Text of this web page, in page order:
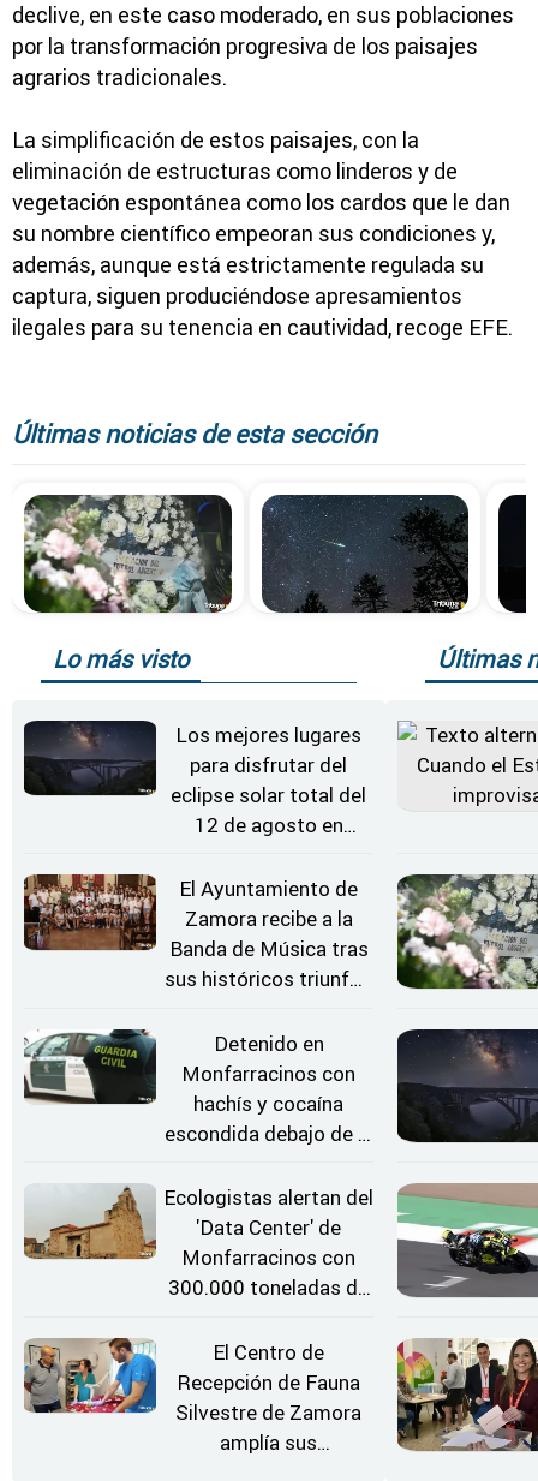
declive, en este caso moderado, en sus poblaciones
por la transformación progresiva de los paisajes
agrarios tradicionales.
La simplificación de estos paisajes, con la
eliminación de estructuras como linderos y de
vegetación espontánea como los cardos que le dan
su nombre científico empeoran sus condiciones y,
además, aunque está estrictamente regulada su
captura, siguen produciéndose apresamientos
ilegales para su tenencia en cautividad, recoge EFE.
Últimas noticias de esta sección
Lo más visto
Los mejores lugares
para disfrutar del
eclipse solar total del
12 de agosto en
El Ayuntamiento de
Zamora recibe a la
Banda de Música tras
sus históricos triunfos
Detenido en
Monfarracinos con
hachís y cocaína
escondida debajo de la
coche
Ecologistas alertan del
'Data Center' de
Monfarracinos con
300.000 toneladas de
al año
El Centro de
Recepción de Fauna
Silvestre de Zamora
amplía sus
Últimas